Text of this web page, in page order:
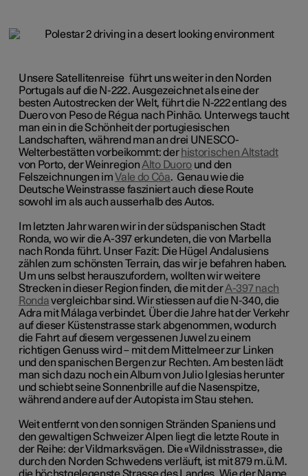
UnsereSatellitenreise führt uns weiter in den Norden
Portugals auf die N-222. Ausgezeichnet als eine der
besten Autostrecken der Welt, führt die N-222 entlang des
Duero von Peso de Régua nach Pinhão. Unterwegs taucht
man ein in die Schönheit der portugiesischen
Landschaften, während man an drei UNESCO-
Welterbestätten vorbeikommt: der historischen Altstadt
von Porto, der WeinregionAlto Duoro und den
Felszeichnungen imVale do Côa. Genau wie die
Deutsche Weinstrasse fasziniert auch diese Route
sowohl im als auch ausserhalb des Autos.
Im letzten Jahr waren wir in der südspanischen Stadt
Ronda, wo wir die A-397 erkundeten, die von Marbella
nach Ronda führt. Unser Fazit: Die Hügel Andalusiens
zählen zum schönsten Terrain, das wir je befahren haben.
Um uns selbst herauszufordern, wollten wir weitere
Strecken in dieser Region finden, die mit derA-397 nach
Rondavergleichbar sind. Wir stiessen auf die N-340, die
Adra mit Málaga verbindet. Über die Jahre hat der Verkehr
auf dieser Küstenstrasse stark abgenommen, wodurch
die Fahrt auf diesem vergessenen Juwel zu einem
richtigen Genuss wird – mit dem Mittelmeer zur Linken
und den spanischen Bergen zur Rechten. Am besten lädt
man sich dazu noch ein Album von Julio Iglesias herunter
und schiebt seine Sonnenbrille auf die Nasenspitze,
während andere auf der Autopista im Stau stehen.
Weit entfernt von den sonnigen Stränden Spaniens und
den gewaltigen Schweizer Alpen liegt die letzte Route in
der Reihe: der Vildmarksvägen. Die «Wildnisstrasse», die
durch den Norden Schwedens verläuft, ist mit 879 m.ü.M.